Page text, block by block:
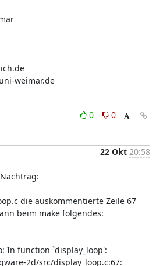
weimar.de
0
0
22 Okt 20:58
die auskommentierte Zeile 67
beim make folgendes:
In function `display_loop':
2d/src/display_loop.c:67: